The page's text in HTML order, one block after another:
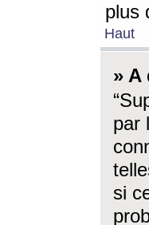
plus
Haut
» A
par
si